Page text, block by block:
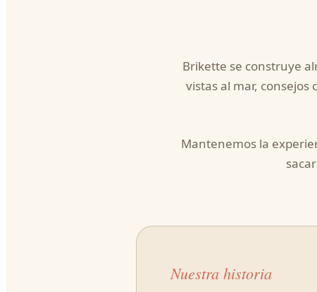
Brikette se construye
vistas al mar,
Mantenemos la
Nuestra historia